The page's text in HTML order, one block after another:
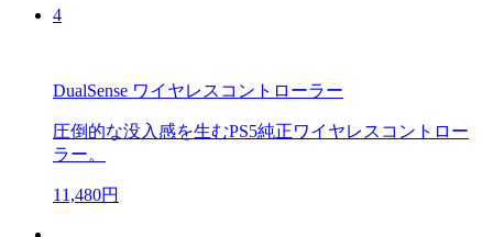
4
DualSense ワイヤレスコントローラー
圧倒的な没入感を生むPS5純正ワイヤレスコントロー
ラー。
11,480円